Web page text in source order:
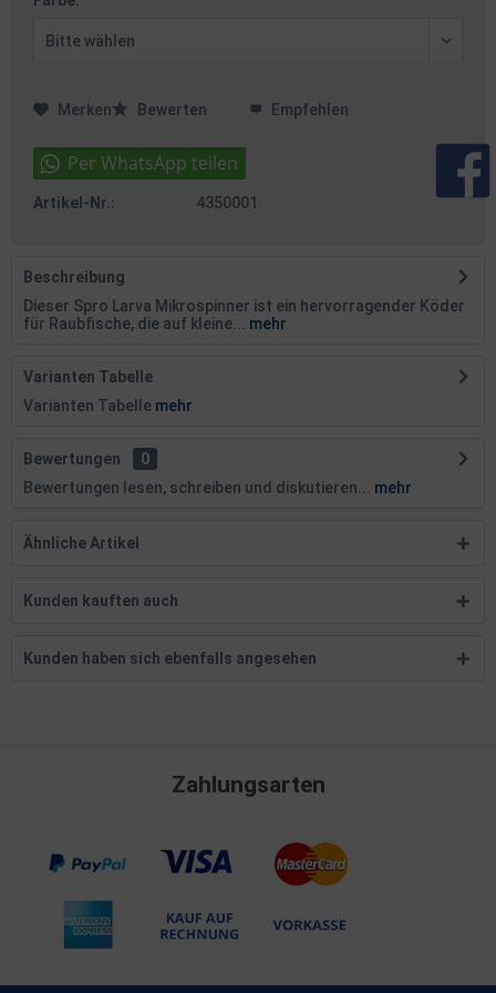
Merken Bewerten Empfehlen
Artikel-Nr.: 4350001
Beschreibung
Dieser Spro Larva Mikrospinner ist ein hervorragender Köder
für Raubfische, die auf kleine...
mehr
Varianten Tabelle
Varianten Tabelle mehr
Bewertungen
0
Bewertungen lesen, schreiben und diskutieren...
mehr
Ähnliche Artikel
Kunden kauften auch
Kunden haben sich ebenfalls angesehen
Zahlungsarten